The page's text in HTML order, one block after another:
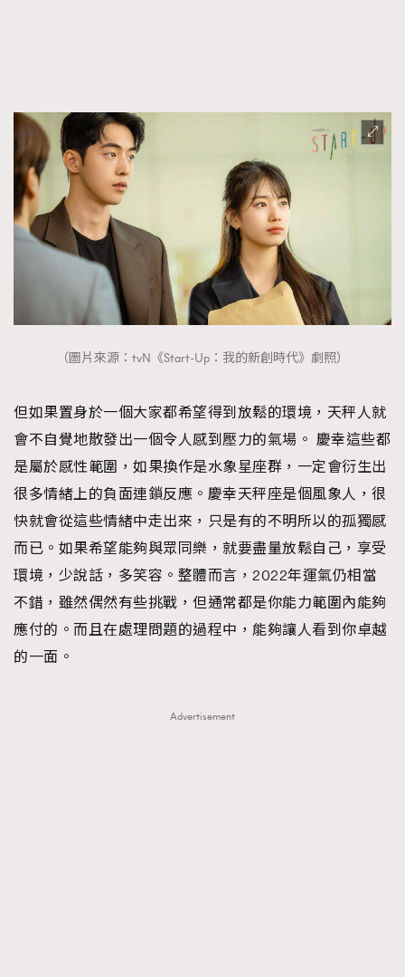
（圖片來源：tvN《Start-Up：我的新創時代》劇照）
但如果置身於一個大家都希望得到放鬆的環境，天秤人就
會不自覺地散發出一個令人感到壓力的氣場。 慶幸這些都
是屬於感性範圍，如果換作是水象星座群，一定會衍生出
很多情緒上的負面連鎖反應。慶幸天秤座是個風象人，很
快就會從這些情緒中走出來，只是有的不明所以的孤獨感
而已。如果希望能夠與眾同樂，就要盡量放鬆自己，享受
環境，少說話，多笑容。整體而言，2022年運氣仍相當
不錯，雖然偶然有些挑戰，但通常都是你能力範圍內能夠
應付的。而且在處理問題的過程中，能夠讓人看到你卓越
的一面。
Advertisement